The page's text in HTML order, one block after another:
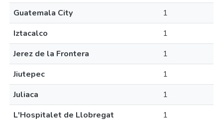
Guatemala City
1
Iztacalco
1
Jerez de la Frontera
1
Jiutepec
1
Juliaca
1
L'Hospitalet de Llobregat
1